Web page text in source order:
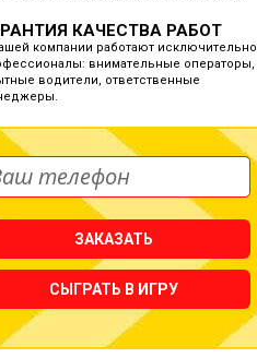
КАЧЕСТВА РАБОТ
компании работают исключительно
внимательные операторы,
водители, ответственные
ЗАКАЗАТЬ
СЫГРАТЬ В ИГРУ